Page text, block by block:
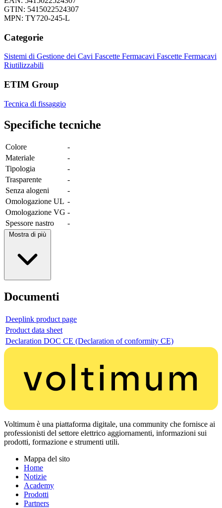
GTIN: 5415022524307
MPN: TY720-245-L
Categorie
Sistemi di Gestione dei Cavi Fascette Fermacavi Fascette Fermacavi
Riutilizzabili
ETIM Group
Tecnica di fissaggio
Specifiche tecniche
Colore
-
Materiale
-
Tipologia
-
Trasparente
-
Senza alogeni
-
Omologazione UL -
Omologazione VG -
Spessore nastro
-
Mostra di più
Documenti
Deeplink product page
Product data sheet
Declaration DOC CE (Declaration of conformity CE)
Voltimum è una piattaforma digitale, una community che fornisce ai
professionisti del settore elettrico aggiornamenti, informazioni sui
prodotti, formazione e strumenti utili.
Mappa del sito
Home
Notizie
Academy
Prodotti
Partners